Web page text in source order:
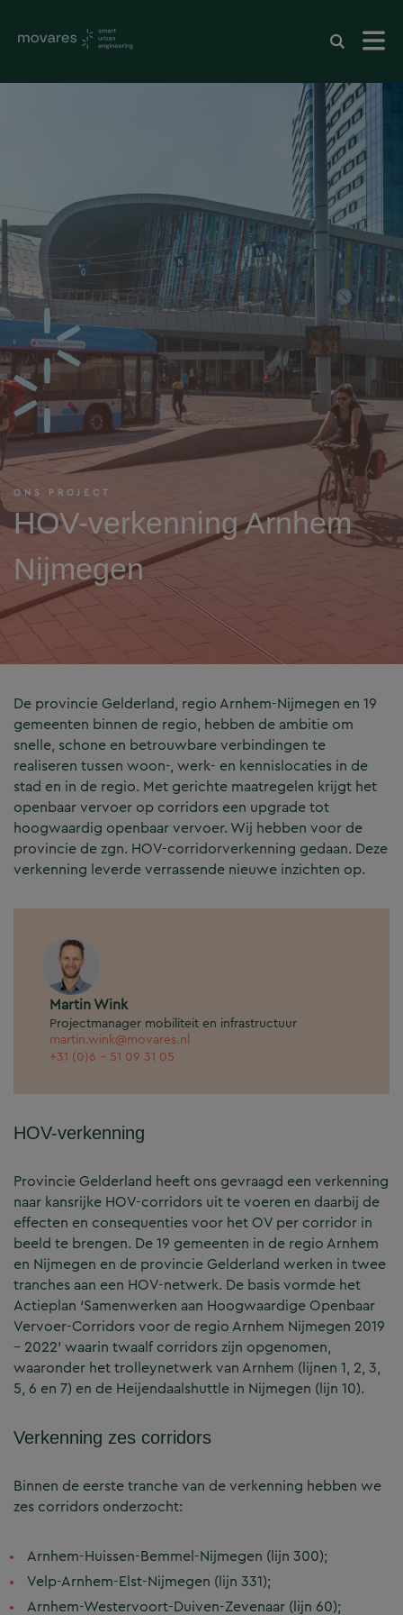
ONS PROJECT
HOV-verkenning Arnhem
Nijmegen
De provincie Gelderland, regio Arnhem-Nijmegen en 19
gemeenten binnen de regio, hebben de ambitie om
snelle, schone en betrouwbare verbindingen te
realiseren tussen woon-, werk- en kennislocaties in de
stad en in de regio. Met gerichte maatregelen krijgt het
openbaar vervoer op corridors een upgrade tot
hoogwaardig openbaar vervoer. Wij hebben voor de
provincie de zgn. HOV-corridorverkenning gedaan. Deze
verkenning leverde verrassende nieuwe inzichten op.
Martin Wink
Projectmanager mobiliteit en infrastructuur
martin.wink@movares.nl
+31 (0)6 - 51 09 31 05
HOV-verkenning
Provincie Gelderland heeft ons gevraagd een verkenning
naar kansrijke HOV-corridors uit te voeren en daarbij de
effecten en consequenties voor het OV per corridor in
beeld te brengen. De 19 gemeenten in de regio Arnhem
en Nijmegen en de provincie Gelderland werken in twee
tranches aan een HOV-netwerk. De basis vormde het
Actieplan ‘Samenwerken aan Hoogwaardige Openbaar
Vervoer-Corridors voor de regio Arnhem Nijmegen 2019
– 2022’ waarin twaalf corridors zijn opgenomen,
waaronder het trolleynetwerk van Arnhem (lijnen 1, 2, 3,
5, 6 en 7) en de Heijendaalshuttle in Nijmegen (lijn 10).
Verkenning zes corridors
Binnen de eerste tranche van de verkenning hebben we
zes corridors onderzocht:
Arnhem-Huissen-Bemmel-Nijmegen (lijn 300);
Velp-Arnhem-Elst-Nijmegen (lijn 331);
Arnhem-Westervoort-Duiven-Zevenaar (lijn 60);